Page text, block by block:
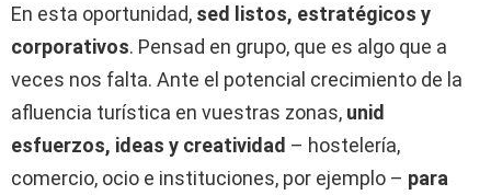
En esta oportunidad, sed listos, estratégicos y
corporativos. Pensad en grupo, que es algo que a
veces nos falta. Ante el potencial crecimiento de la
afluencia turística en vuestras zonas, unid
esfuerzos, ideas y creatividad – hostelería,
comercio, ocio e instituciones, por ejemplo – para